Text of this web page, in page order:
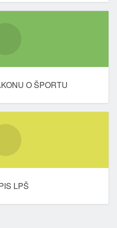
O ŠPORTU
LPŠ